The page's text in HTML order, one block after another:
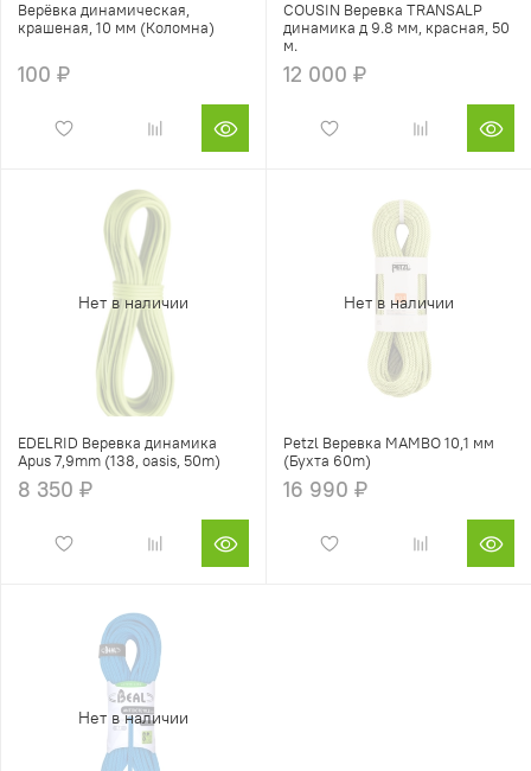
Верёвка динамическая,
крашеная, 10 мм (Коломна)
100 ₽
COUSIN Веревка TRANSALP
динамика д 9.8 мм, красная, 50
м.
12 000 ₽
Нет в наличии
EDELRID Веревка динамика
Apus 7,9mm (138, oasis, 50m)
8 350 ₽
Нет в наличии
Petzl Веревка MAMBO 10,1 мм
(Бухта 60m)
16 990 ₽
Нет в наличии